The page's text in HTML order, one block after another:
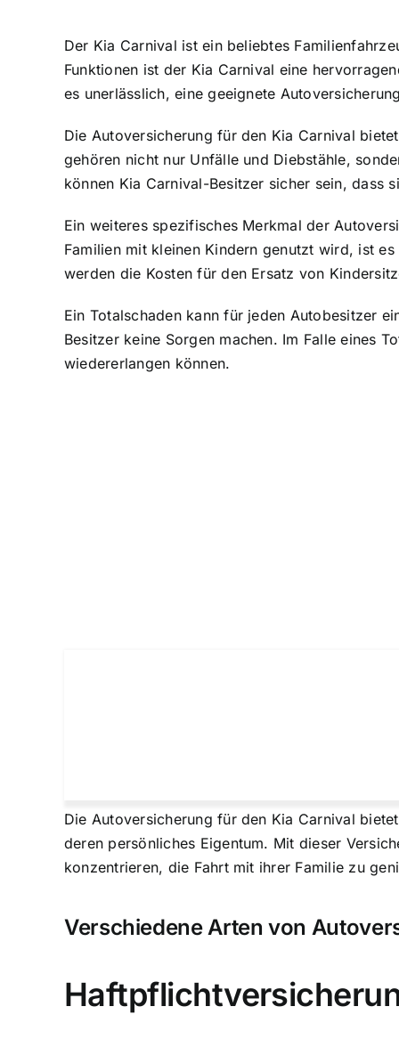
Der Kia Carnival ist ein beliebtes
Funktionen ist der Kia Carnival eine
es unerlässlich, eine geeignete
Die Autoversicherung für den Kia Carnival
gehören nicht nur Unfälle und Diebstähle,
können Kia Carnival-Besitzer sicher sein, dass
Ein weiteres spezifisches Merkmal der
Familien mit kleinen Kindern genutzt wird, ist
werden die Kosten für den Ersatz von
Ein Totalschaden kann für jeden Autobesitzer
Besitzer keine Sorgen machen. Im Falle eines
wiedererlangen können.
Die Autoversicherung für den Kia Carnival
deren persönliches Eigentum. Mit dieser
konzentrieren, die Fahrt mit ihrer Familie zu
Verschiedene Arten von